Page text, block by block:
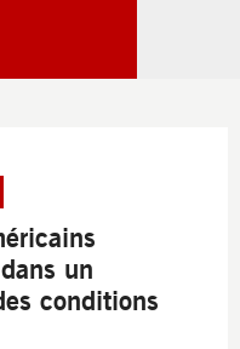
un
conditions